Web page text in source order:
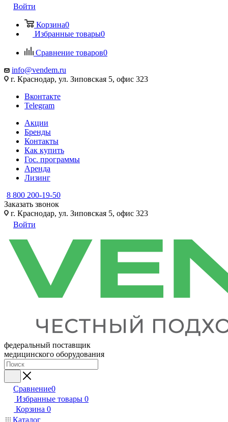
Войти
Корзина0
Избранные товары0
Сравнение товаров0
info@vendem.ru
г. Краснодар, ул. Зиповская 5, офис 323
Вконтакте
Telegram
Акции
Бренды
Контакты
Как купить
Гос. программы
Аренда
Лизинг
8 800 200-19-50
Заказать звонок
г. Краснодар, ул. Зиповская 5, офис 323
Войти
федеральный поставщик
медицинского оборудования
Сравнение0
Избранные товары 0
Корзина 0
Каталог